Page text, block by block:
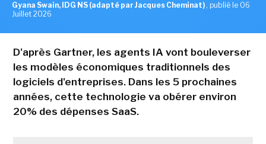
Gyana Swain, IDG NS (adapté par Jacques Cheminat) , publié le 06
Juillet 2026
D'après Gartner, les agents IA vont bouleverser
les modèles économiques traditionnels des
logiciels d'entreprises. Dans les 5 prochaines
années, cette technologie va obérer environ
20% des dépenses SaaS.